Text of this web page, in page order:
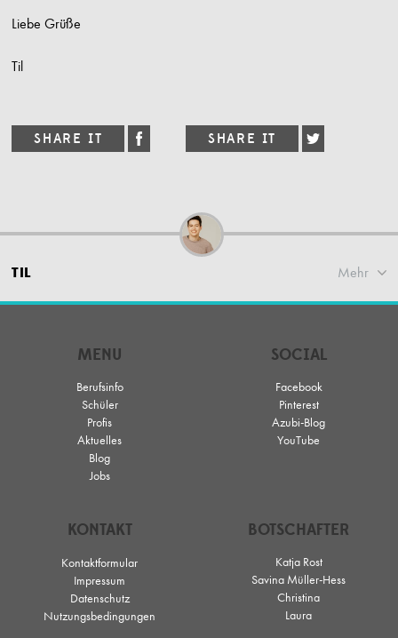
Liebe Grüße
Til
TIL Mehr
MENU
Berufsinfo
Schüler
Profis
Aktuelles
Blog
Jobs
SOCIAL
Facebook
Pinterest
Azubi-Blog
YouTube
KONTAKT
Kontaktformular
Impressum
Datenschutz
Nutzungsbedingungen
BOTSCHAFTER
Katja Rost
Savina Müller-Hess
Christina
Laura